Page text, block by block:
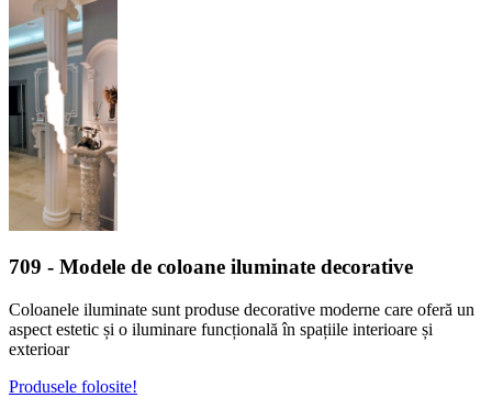
709 - Modele de coloane iluminate decorative
Coloanele iluminate sunt produse decorative moderne care oferă un
aspect estetic și o iluminare funcțională în spațiile interioare și
exterioar
Produsele folosite!